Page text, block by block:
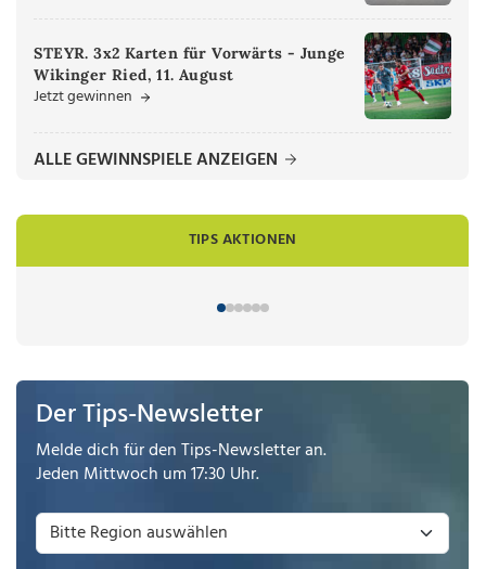
STEYR. 3x2 Karten für Vorwärts - Junge
Wikinger Ried, 11. August
Jetzt gewinnen
ALLE GEWINNSPIELE ANZEIGEN
TIPS AKTIONEN
Der Tips-Newsletter
Melde dich für den Tips-Newsletter an.
Jeden Mittwoch um 17:30 Uhr.